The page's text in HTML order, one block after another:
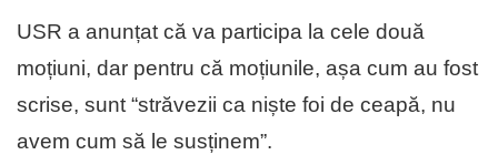
USR a anunțat că va participa la cele două
moțiuni, dar pentru că moțiunile, așa cum au fost
scrise, sunt “străvezii ca niște foi de ceapă, nu
avem cum să le susținem”.